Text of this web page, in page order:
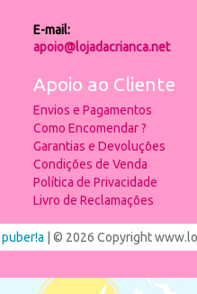
E-mail:
apoio@lojadacrianca.net
Apoio ao Cliente
Envios e Pagamentos
Como Encomendar ?
Garantias e Devoluções
Condições de Venda
Política de Privacidade
Livro de Reclamações
puber!a | © 2026 Copyright